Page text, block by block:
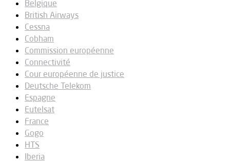
Belgique
British Airways
Cessna
Cobham
Commission européenne
Connectivité
Cour européenne de justice
Deutsche Telekom
Espagne
Eutelsat
France
Gogo
HTS
Iberia